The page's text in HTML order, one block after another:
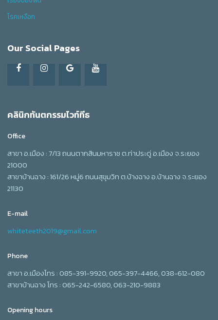
โรคเหงือก
Our Social Pages
คลินิกทันตกรรมไวท์ทีธ
Office
สาขา อ.เมือง : 7/13 ถนนตากสินมหาราช ต.ท่าประดู่ อ.เมือง จ.ระยอง
21000
สาขาบ้านฉาง : 161/26 หมู่6 ถนนสุขุมวิท ต.บ้างฉาง อ.บ้านฉาง จ.ระยอง
21130
E-mail
whiteteeth2019@gmail.com
Phone
สาขา อ.เมืองโทร : 085-391-9920, 065-397-4466, 038-612-080
สาขาบ้านฉาง โทร : 065-242-6580, 063-210-9883
Opening hours